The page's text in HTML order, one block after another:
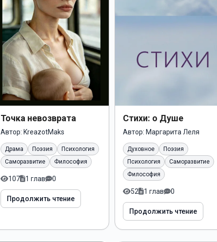
Точка невозврата
Автор: KreazotMaks
Драма Поэзия
Психология
Саморазвитие
Философия
107 1 глав 0
Продолжить чтение
Стихи: о Душе
Автор: Маргарита Леля
Духовное
Поэзия
Психология
Саморазвитие
Философия
52 1 глав 0
Продолжить чтение